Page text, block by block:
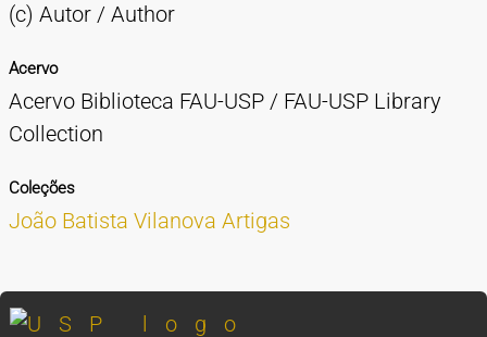
(c) Autor / Author
Acervo
Acervo Biblioteca FAU-USP / FAU-USP Library
Collection
Coleções
João Batista Vilanova Artigas